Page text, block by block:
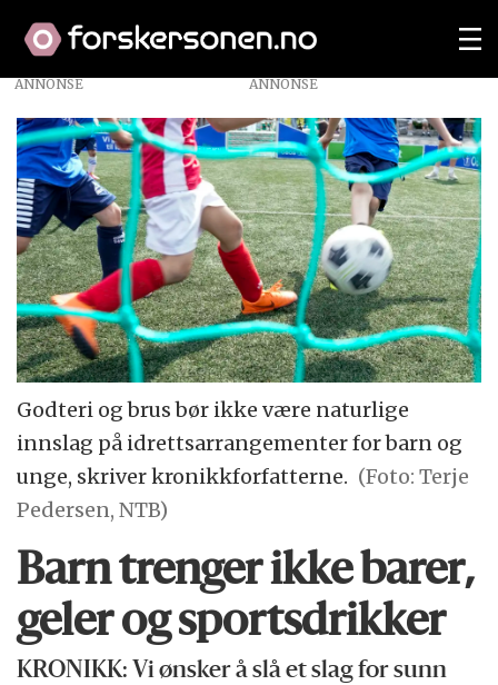
ANNONSE
Godteri og brus bør ikke være naturlige
innslag på idrettsarrangementer for barn og
unge, skriver kronikkforfatterne. (Foto: Terje
Pedersen, NTB)
Barn trenger ikke barer,
geler og sportsdrikker
KRONIKK: Vi ønsker å slå et slag for sunn